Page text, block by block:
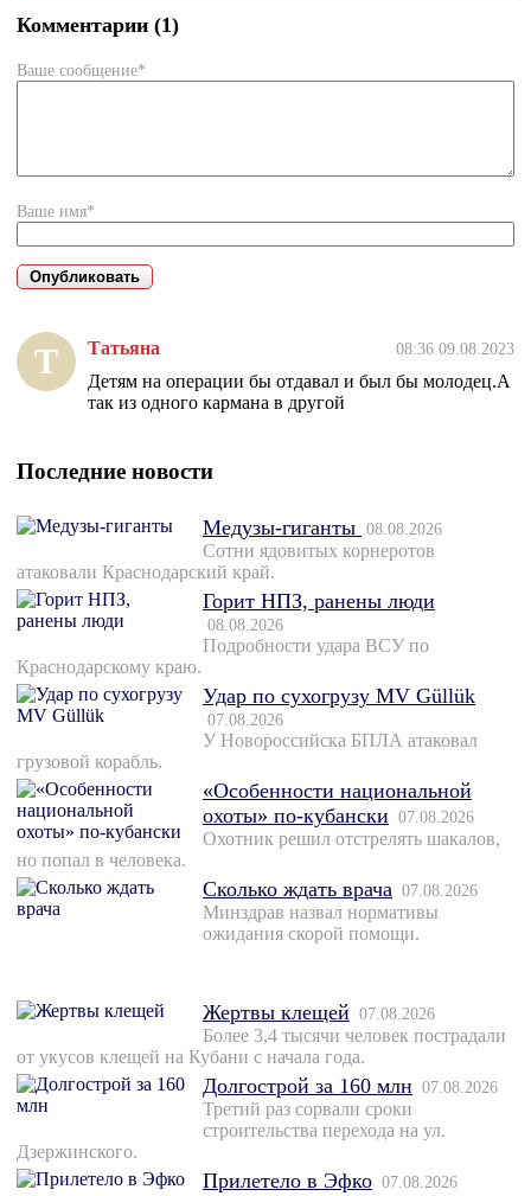
Комментарии (1)
Ваше сообщение*
Ваше имя*
Т Татьяна 08:36 09.08.2023
Детям на операции бы отдавал и был бы молодец.А
так из одного кармана в другой
Последние новости
Медузы-гиганты 08.08.2026
Сотни ядовитых корнеротов
атаковали Краснодарский край.
Горит НПЗ, ранены люди
08.08.2026
Подробности удара ВСУ по
Краснодарскому краю.
Удар по сухогрузу MV Güllük
07.08.2026
У Новороссийска БПЛА атаковал
грузовой корабль.
«Особенности национальной
охоты» по-кубански 07.08.2026
Охотник решил отстрелять шакалов,
но попал в человека.
Сколько ждать врача 07.08.2026
Минздрав назвал нормативы
ожидания скорой помощи.
Жертвы клещей 07.08.2026
Более 3,4 тысячи человек пострадали
от укусов клещей на Кубани с начала года.
Долгострой за 160 млн 07.08.2026
Третий раз сорвали сроки
строительства перехода на ул.
Дзержинского.
Прилетело в Эфко 07.08.2026